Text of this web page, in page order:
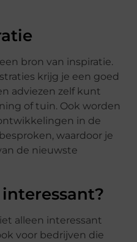
bron van inspiratie.
krijg je een goed
adviezen zelf kunt
of tuin. Ook worden
in de
waardoor je
de nieuwste
alleen interessant
voor bedrijven die